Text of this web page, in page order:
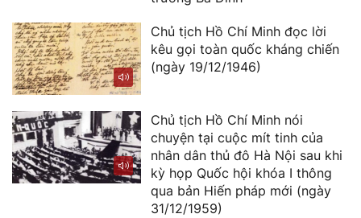
Chủ tịch Hồ Chí Minh đọc lời
kêu gọi toàn quốc kháng chiến
(ngày 19/12/1946)
Chủ tịch Hồ Chí Minh nói
chuyện tại cuộc mít tinh của
nhân dân thủ đô Hà Nội sau khi
kỳ họp Quốc hội khóa I thông
qua bản Hiến pháp mới (ngày
31/12/1959)